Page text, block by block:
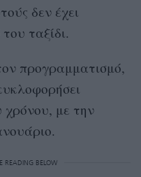
δεν έχει
ταξίδι.
προγραμματισμό,
χρόνου, με την
READING BELOW